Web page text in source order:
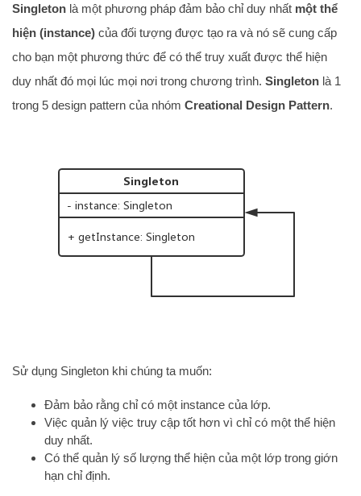
Singleton là một phương pháp đảm bảo chỉ duy nhất một thể
hiện (instance) của đối tượng được tạo ra và nó sẽ cung cấp
cho bạn một phương thức để có thể truy xuất được thể hiện
duy nhất đó mọi lúc mọi nơi trong chương trình. Singleton là 1
trong 5 design pattern của nhóm Creational Design Pattern.
Sử dụng Singleton khi chúng ta muốn:
Đảm bảo rằng chỉ có một instance của lớp.
Việc quản lý việc truy cập tốt hơn vì chỉ có một thể hiện
duy nhất.
Có thể quản lý số lượng thể hiện của một lớp trong giớn
hạn chỉ định.